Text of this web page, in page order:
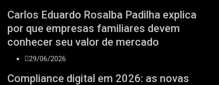
Carlos Eduardo Rosalba Padilha explica
por que empresas familiares devem
conhecer seu valor de mercado
29/06/2026
Compliance digital em 2026: as novas